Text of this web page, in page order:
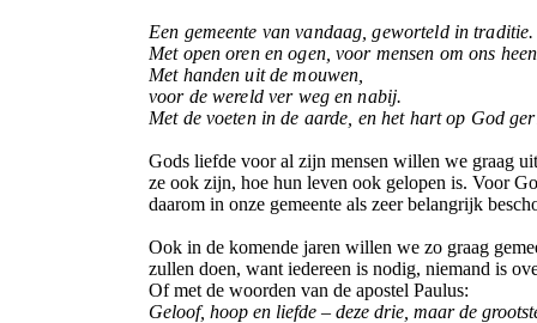
Een gemeente van vandaag, geworteld in traditie.
Met open oren en ogen, voor mensen om ons
Met handen uit de mouwen,
voor de wereld ver weg en nabij.
Met de voeten in de aarde, en het hart op God
Gods liefde voor al zijn mensen willen we graag
ze ook zijn, hoe hun leven ook gelopen is. Voor
daarom in onze gemeente als zeer belangrijk
Ook in de komende jaren willen we zo graag
zullen doen, want iedereen is nodig, niemand is
Of met de woorden van de apostel Paulus:
Geloof, hoop en liefde – deze drie, maar de